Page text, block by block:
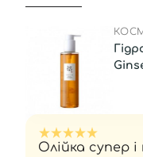
Олійка супер